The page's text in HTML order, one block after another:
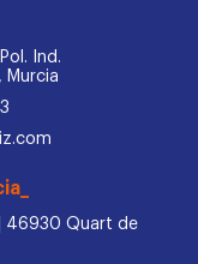
Ind.
Murcia
| 46930 Quart de